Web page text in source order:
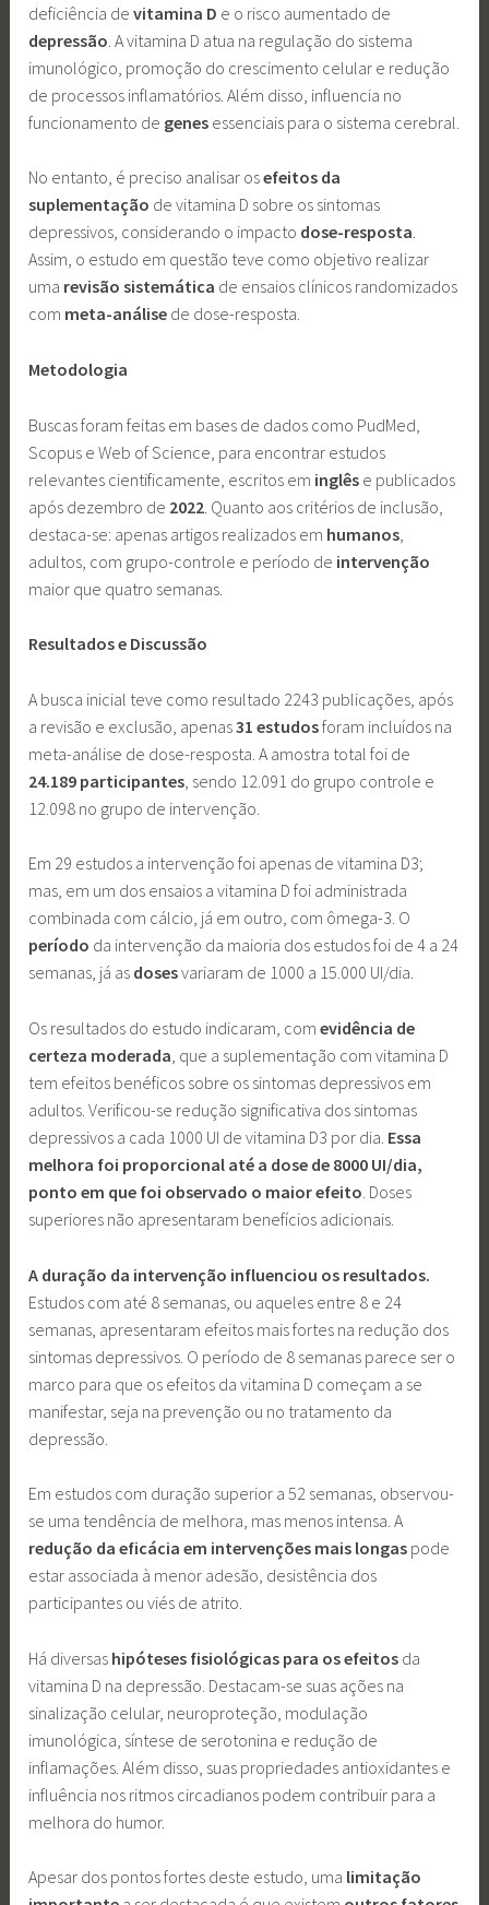
deficiência devitamina D e o risco aumentado de
depressão . A vitamina D atua na regulação do sistema
imunológico, promoção do crescimento celular e redução
de processos inflamatórios. Além disso, influencia no
funcionamento de genes essenciais para o sistema cerebral.
No entanto, é preciso analisar osefeitos da
suplementação de vitamina D sobre os sintomas
depressivos, considerando o impacto dose-resposta.
Assim, o estudo em questão teve como objetivo realizar
uma revisão sistemática de ensaios clínicos randomizados
com meta-análise de dose-resposta.
Metodologia
Buscas foram feitas em bases de dados como PudMed,
Scopus e Web of Science, para encontrar estudos
relevantes cientificamente, escritos em inglês e publicados
após dezembro de 2022 . Quanto aos critérios de inclusão,
destaca-se: apenas artigos realizados em humanos
adultos, com grupo-controle e período de intervenção
maior que quatro semanas.
Resultados e Discussão
A busca inicial teve como resultado 2243 publicações, após
a revisão e exclusão, apenas31 estudosforam incluídos na
meta-análise de dose-resposta. A amostra total foi de
24.189 participantes , sendo 12.091 do grupo controle e
12.098 no grupo de intervenção.
Em 29 estudos a intervenção foi apenas de vitamina D3;
mas, em um dos ensaios a vitamina D foi administrada
combinada com cálcio, já em outro, com ômega-3. O
período da intervenção da maioria dos estudos foi de 4 a 24
semanas, já as dosesvariaram de 1000 a 15.000 UI/dia.
Os resultados do estudo indicaram, comevidência de
certeza moderada , que a suplementação com vitamina D
tem efeitos benéficos sobre os sintomas depressivos em
adultos. Verificou-se redução significativa dos sintomas
depressivos a cada 1000 UI de vitamina D3 por dia. Essa
melhora foi proporcional até a dose de 8000 UI/dia,
ponto em que foi observado o maior efeito . Doses
superiores não apresentaram benefícios adicionais.
A duração da intervenção influenciou os resultados.
Estudos com até 8 semanas, ou aqueles entre 8 e 24
semanas, apresentaram efeitos mais fortes na redução dos
sintomas depressivos. O período de 8 semanas parece ser o
marco para que os efeitos da vitamina D começam a se
manifestar, seja na prevenção ou no tratamento da
depressão.
Em estudos com duração superior a 52 semanas, observou-
se uma tendência de melhora, mas menos intensa. A
redução da eficácia em intervenções mais longas pode
estar associada à menor adesão, desistência dos
participantes ou viés de atrito.
Há diversas hipóteses fisiológicas para os efeitos da
vitamina D na depressão. Destacam-se suas ações na
sinalização celular, neuroproteção, modulação
imunológica, síntese de serotonina e redução de
inflamações. Além disso, suas propriedades antioxidantes e
influência nos ritmos circadianos podem contribuir para a
melhora do humor.
Apesar dos pontos fortes deste estudo, uma limitação